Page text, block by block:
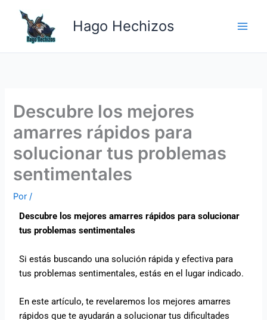
contenido
Hago Hechizos
Descubre los mejores
amarres rápidos para
solucionar tus problemas
sentimentales
Por/
Descubre los mejores amarres rápidos para solucionar
tus problemas sentimentales
Si estás buscando una solución rápida y efectiva para
tus problemas sentimentales, estás en el lugar indicado.
En este artículo, te revelaremos los mejores amarres
rápidos que te ayudarán a solucionar tus dificultades